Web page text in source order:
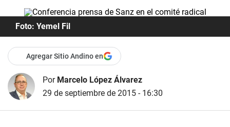
Foto: Yemel Fil
Agregar Sitio Andino en
Por Marcelo López Álvarez
29 de septiembre de 2015 - 16:30